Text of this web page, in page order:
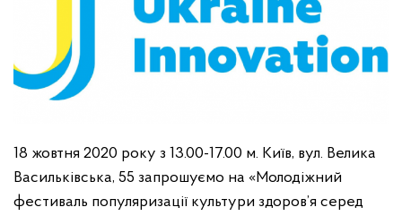
18 жовтня 2020 року з 13.00-17.00 м. Київ, вул. Велика
Васильківська, 55 запрошуємо на «Молодіжний
фестиваль популяризації культури здоров’я серед